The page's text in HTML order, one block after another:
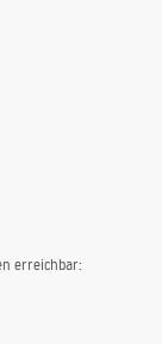
erreichbar: